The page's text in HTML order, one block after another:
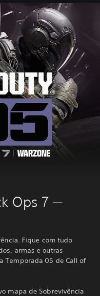
Ops 7 —
Fique com tudo
armas e outras
Temporada 05 de Call of
mapa de Sobrevivência